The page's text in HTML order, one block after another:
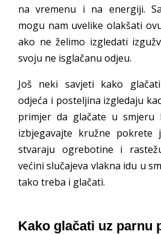
na vremenu i na energiji.
mogu nam uvelike olakšati
ako ne želimo izgledati
svoju ne isglačanu odjeu.
Još neki savjeti kako
odjeća i posteljina izgledaju
primjer da glačate u smjeru
izbjegavajte kružne
stvaraju ogrebotine i
većini slučajeva vlakna idu u
tako treba i glačati.
Kako glačati uz parnu